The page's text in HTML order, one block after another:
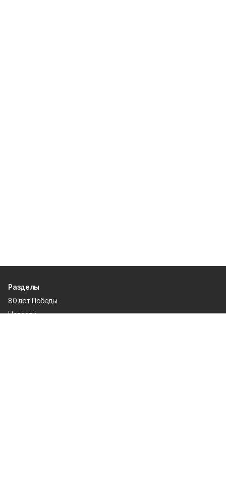
Разделы
80 лет Победы
Новости